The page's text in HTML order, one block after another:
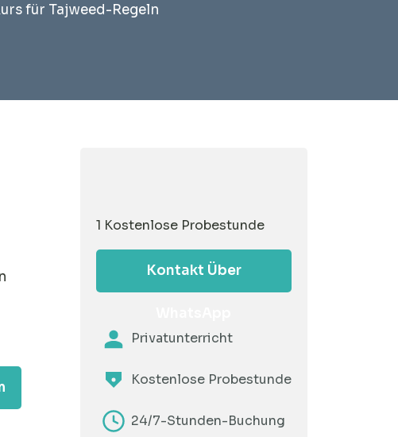
für Tajweed-Regeln
1 Kostenlose Probestunde
Kontakt Über
Privatunterricht
Kostenlose Probestunde
24/7-Stunden-Buchung